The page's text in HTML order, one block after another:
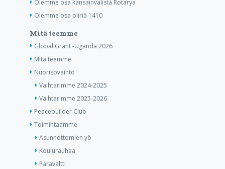
Olemme osa kansainvälistä Rotarya
Olemme osa piiriä 1410
Mitä teemme
Global Grant -Uganda 2026
Mitä teemme
Nuorisovaihto
Vaihtarimme 2024-2025
Vaihtarimme 2025-2026
Peacebuilder Club
Toimintaamme
Asunnottomien yö
Koulurauhaa
Paravaltti